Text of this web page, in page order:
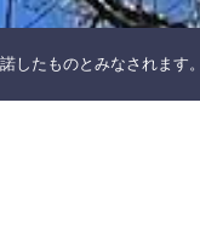
したものとみなされます。